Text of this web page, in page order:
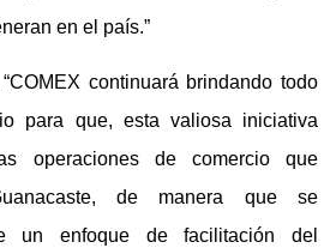
en el país.”
continuará brindando todo
para que, esta valiosa iniciativa
operaciones de comercio que
de manera que se
un enfoque de facilitación del